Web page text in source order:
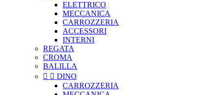
ELETTRICO
MECCANICA
CARROZZERIA
ACCESSORI
INTERNI
REGATA
CROMA
BALILLA
  DINO
CARROZZERIA